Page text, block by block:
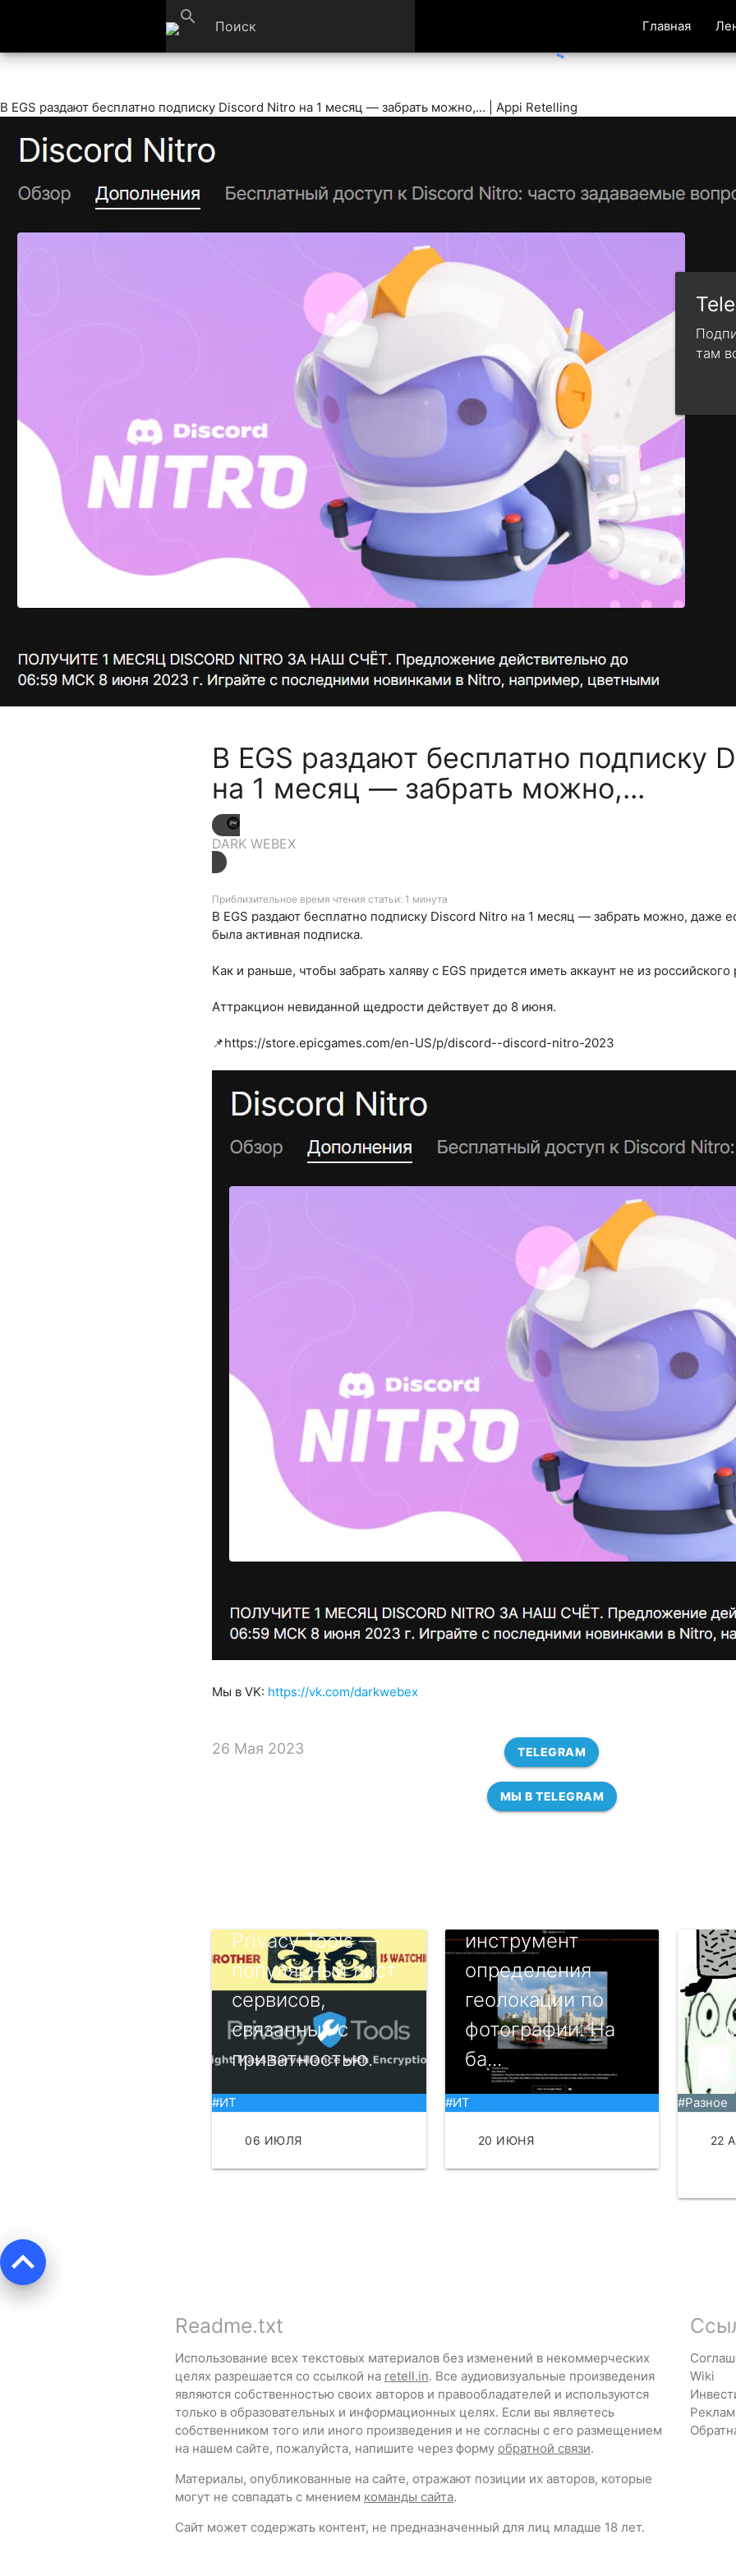
search Главная
В EGS раздают бесплатно подписку Discord Nitro на 1 месяц — забрать можно,... | Appi Retelling
В EGS раздают бесплатно подписку
на 1 месяц — забрать можно,...
DARK WEBEX
Приблизительное время чтения статьи: 1 минута
В EGS раздают бесплатно подписку Discord Nitro на 1 месяц — забрать можно, даже
была активная подписка.
Как и раньше, чтобы забрать халяву с EGS придется иметь аккаунт не из российского
Аттракцион невиданной щедрости действует до 8 июня.
📌https://store.epicgames.com/en-US/p/discord--discord-nitro-2023
Мы в VK: https://vk.com/darkwebex
26 Мая 2023 TELEGRAM
МЫ В TELEGRAM
Privacy Tools —
популярный лист
сервисов,
связанных с
приватностью.
#ИТ
06 ИЮЛЯ
инструмент
определения
геолокации по
фотографии. На
ба...
#ИТ
20 ИЮНЯ
#Разное
22
keyboard_arrow_up
Readme.txt
Использование всех текстовых материалов без изменений в некоммерческих
целях разрешается со ссылкой на retell.in. Все аудиовизуальные произведения
являются собственностью своих авторов и правообладателей и используются
только в образовательных и информационных целях. Если вы являетесь
собственником того или иного произведения и не согласны с его размещением
на нашем сайте, пожалуйста, напишите через форму обратной связи.
Материалы, опубликованные на сайте, отражают позиции их авторов, которые
могут не совпадать с мнением команды сайта.
Сайт может содержать контент, не предназначенный для лиц младше 18 лет.
Wiki
там